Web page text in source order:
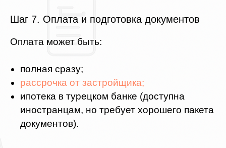
Шаг 7. Оплата и подготовка документов
Оплата может быть:
полная сразу;
рассрочка от застройщика;
ипотека в турецком банке (доступна
иностранцам, но требует хорошего пакета
документов).